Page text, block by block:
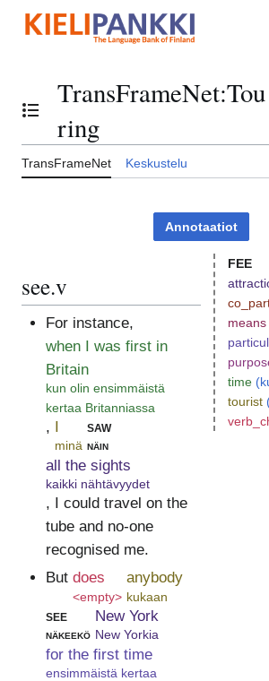
sisältöön
Vaihda sisällysluettelo
TransFrameNet:Tou
ring
TransFrameNet Keskustelu
Annotaatiot
see.v
For instance,
when I was first in
Britain
kun olin ensimmäistä
kertaa Britanniassa
, I
minä
saw
näin
all the sights
kaikki nähtävyydet
, I could travel on the
tube and no-one
recognised me.
But does
<empty>
anybody
kukaan
see
näkeekö
New York
New Yorkia
for the first time
ensimmäistä kertaa
FEE
means
time
tourist